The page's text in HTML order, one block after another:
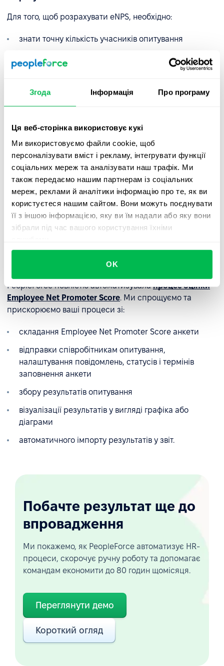
Згода Інформація Про програму
Ця веб-сторінка використовує кукі
Ми використовуємо файли cookie, щоб
персоналізувати вміст і рекламу, інтегрувати функції
соціальних мереж та аналізувати наш трафік. Ми
також передаємо нашим партнерам із соціальних
мереж, реклами й аналітики інформацію про те, як ви
користуєтеся нашим сайтом. Вони можуть поєднувати
її з іншою інформацією, яку ви їм надали або яку вони
зібрали під час вашого користування їхніми
OK
Для того, щоб розрахувати eNPS, необхідно:
знати точну кількість учасників опитування
порахувати кількість прихильників (Promoters) і
кількість критиків (Detractors) у процентному
відняти від кількості прихильників кількість
Який eNPS вважається високим?
Індекс лояльності персоналу може мати значення від
-100% до 100%. Якщо показник вище 30%, турбуватися
немає про що. Якщо ж показник нижчий, то слід
звернути увагу на рівень залученості та задоволеності
співробітників. У будь-якому випадку, не зациклюйтеся
на показнику. Важливіше знати, чим саме задоволена
або незадоволена команда.
Автоматизація eNPS
PeopleForce повністю автоматизувалапроцес оцінки
Employee Net Promoter Score. Ми спрощуємо та
прискорюємо ваші процеси зі:
складання Employee Net Promoter Score анкети
відправки співробітникам опитування,
налаштування повідомлень, статусів і термінів
заповнення анкети
збору результатів опитування
візуалізації результатів у вигляді графіка або
діаграми
автоматичного імпорту результатів у звіт.
Побачте результат ще до
впровадження
Ми покажемо, як PeopleForce автоматизує HR-
процеси, скорочує ручну роботу та допомагає
командам економити до 80 годин щомісяця.
Переглянути демо
Короткий огляд